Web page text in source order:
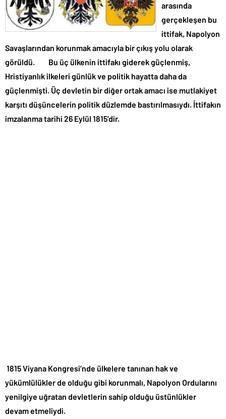
arasında
gerçekleşen bu
ittifak, Napolyon
Savaşlarından korunmak amacıyla bir çıkış yolu olarak
görüldü. Bu üç ülkenin ittifakı giderek güçlenmiş,
Hristiyanlık ilkeleri günlük ve politik hayatta daha da
güçlenmişti. Üç devletin bir diğer ortak amacı ise mutlakiyet
karşıtı düşüncelerin politik düzlemde bastırılmasıydı. İttifakın
imzalanma tarihi 26 Eylül 1815’dir.
1815 Viyana Kongresi’nde ülkelere tanınan hak ve
yükümlülükler de olduğu gibi korunmalı, Napolyon Ordularını
yenilgiye uğratan devletlerin sahip olduğu üstünlükler
devam etmeliydi.